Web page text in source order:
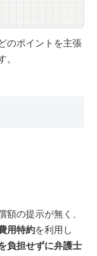
のポイントを主張
。
額の提示が無く、
用特約を利用し
負担せずに弁護士